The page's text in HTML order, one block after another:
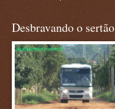
Desbravando o sertão